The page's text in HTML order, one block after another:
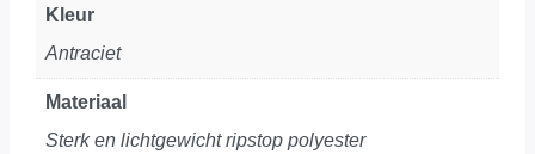
Kleur
Antraciet
Materiaal
Sterk en lichtgewicht ripstop polyester